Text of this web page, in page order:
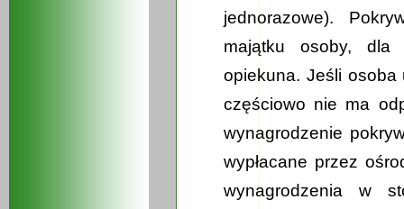
jednorazowe).
majątku osoby, dla
opiekuna. Jeśli osoba
częściowo nie ma
wynagrodzenie
wypłacane przez
wynagrodzenia w